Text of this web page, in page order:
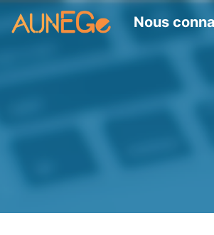
Nous